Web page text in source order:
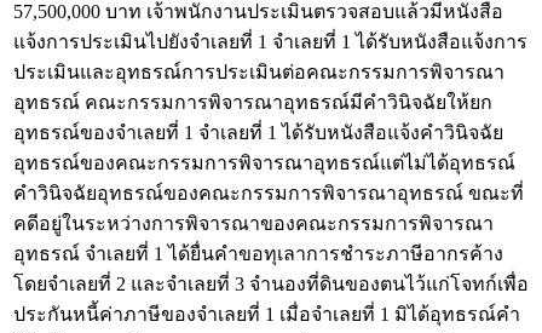
57,500,000 บาท เจ้าพนักงานประเมินตรวจสอบแล้วมีหนังสือ
แจ้งการประเมินไปยังจำเลยที่ 1 จำเลยที่ 1 ได้รับหนังสือแจ้งการ
ประเมินและอุทธรณ์การประเมินต่อคณะกรรมการพิจารณา
อุทธรณ์ คณะกรรมการพิจารณาอุทธรณ์มีคำวินิจฉัยให้ยก
อุทธรณ์ของจำเลยที่ 1 จำเลยที่ 1 ได้รับหนังสือแจ้งคำวินิจฉัย
อุทธรณ์ของคณะกรรมการพิจารณาอุทธรณ์แต่ไม่ได้อุทธรณ์
คำวินิจฉัยอุทธรณ์ของคณะกรรมการพิจารณาอุทธรณ์ ขณะที่
คดีอยู่ในระหว่างการพิจารณาของคณะกรรมการพิจารณา
อุทธรณ์ จำเลยที่ 1 ได้ยื่นคำขอทุเลาการชำระภาษีอากรค้าง
โดยจำเลยที่ 2 และจำเลยที่ 3 จำนองที่ดินของตนไว้แก่โจทก์เพื่อ
ประกันหนี้ค่าภาษีของจำเลยที่ 1 เมื่อจำเลยที่ 1 มิได้อุทธรณ์คำ